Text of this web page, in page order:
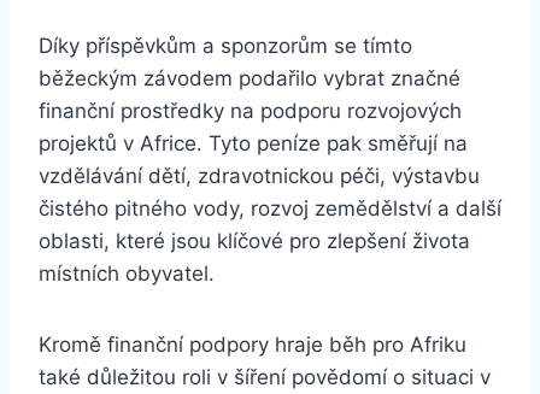
Díky příspěvkům a sponzorům se tímto
běžeckým závodem podařilo vybrat značné
finanční prostředky na podporu rozvojových
projektů v Africe. Tyto peníze pak směřují na
vzdělávání dětí, zdravotnickou péči, výstavbu
čistého pitného vody, rozvoj zemědělství a další
oblasti, které jsou klíčové pro zlepšení života
místních obyvatel.
Kromě finanční podpory hraje běh pro Afriku
také důležitou roli v šíření povědomí o situaci v